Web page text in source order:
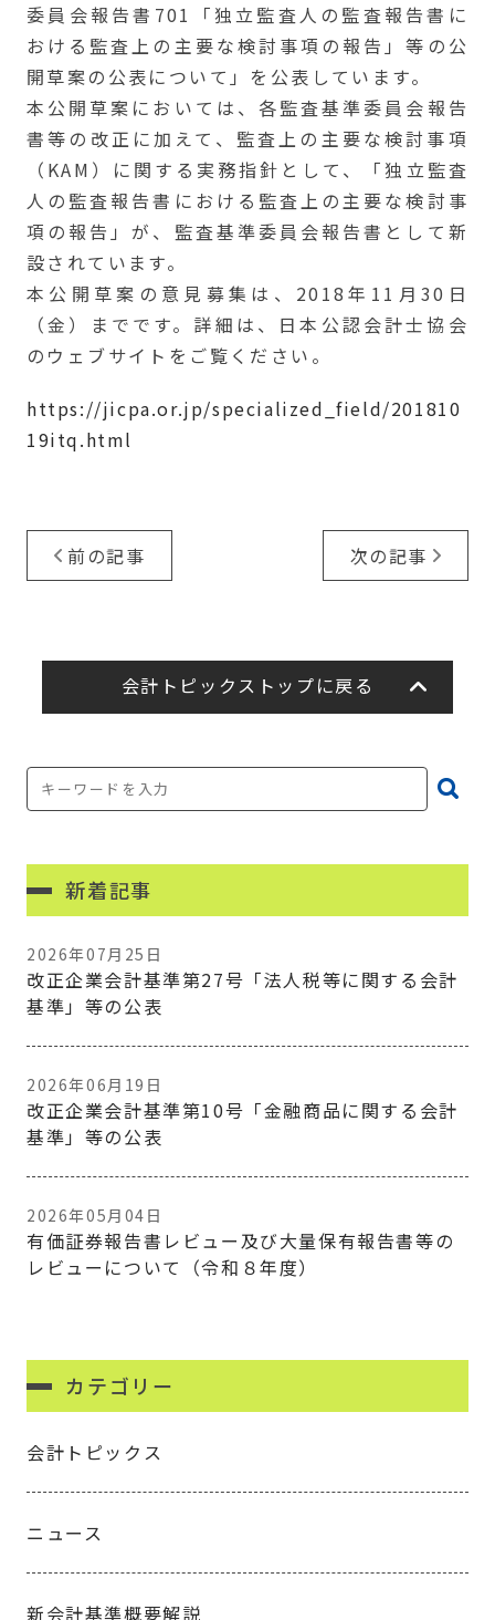
委員会報告書701「独立監査人の監査報告書に
おける監査上の主要な検討事項の報告」等の公
開草案の公表について」を公表しています。
本公開草案においては、各監査基準委員会報告
書等の改正に加えて、監査上の主要な検討事項
（KAM）に関する実務指針として、「独立監査
人の監査報告書における監査上の主要な検討事
項の報告」が、監査基準委員会報告書として新
設されています。
本公開草案の意見募集は、2018年11月30日
（金）までです。詳細は、日本公認会計士協会
のウェブサイトをご覧ください。
https://jicpa.or.jp/specialized_field/201810
19itq.html
前の記事 次の記事
会計トピックストップに戻る
新着記事
2026年07月25日
改正企業会計基準第27号「法人税等に関する会計
基準」等の公表
2026年06月19日
改正企業会計基準第10号「金融商品に関する会計
基準」等の公表
2026年05月04日
有価証券報告書レビュー及び大量保有報告書等の
レビューについて（令和８年度）
カテゴリー
会計トピックス
ニュース
新会計基準概要解説